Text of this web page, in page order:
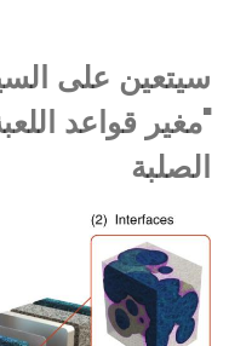
سيتعين على
"مغير قواعد
الصلبة